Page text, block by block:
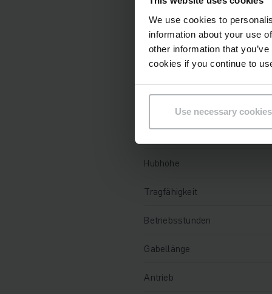
We use cookies to
information about your use
other information that
cookies if you continue to
Use necessary
Technische Daten
Batterie
Batterie Baujahr
Hubhöhe
Tragfähigkeit
Betriebsstunden
Gabellänge
Antrieb